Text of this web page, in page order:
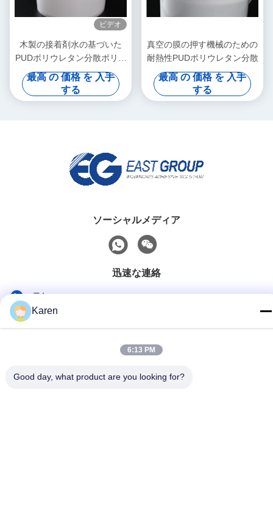
ビデオ
木製の接着剤水の基づいた
PUDポリウレタン分散ポリ塩
化ビニールの膜3Dの真空の
形成
最高 の 価格 を 入手
する
真空の膜の押す機械のための
耐熱性PUDポリウレタン分散
最高 の 価格 を 入手
する
ソーシャルメディア
迅速な連絡
テレ
+86-18912490312
karenyang@wxszzd.com
住所
Karen
6:13 PM
Good day, what product are you looking for?